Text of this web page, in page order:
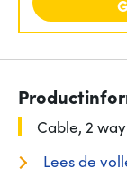
Cable, 2
Lees de